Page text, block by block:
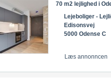
70 m2 lejlighed i
Lejeboliger -
Edisonsvej
5000 Odense C
Læs annonncen